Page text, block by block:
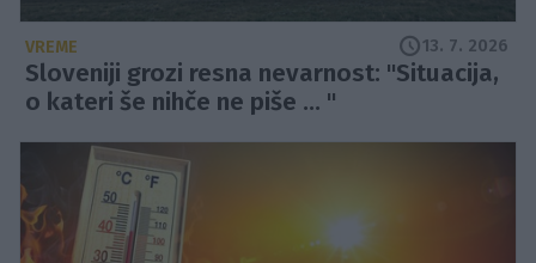
VREME 13. 7. 2026
Sloveniji grozi resna nevarnost: "Situacija,
o kateri še nihče ne piše ... "